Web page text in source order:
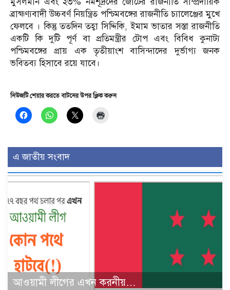
ব্রাহ্মণ্যবাদী উচ্চবর্ণ নিয়ন্ত্রিত পশ্চিমবঙ্গের রাজনীতি চ্যালেঞ্জের মুখে
ফেলবে । কিন্তু ততদিন তহ্বা সিদ্দিকি, ইমাম ভাতার সস্তা রাজনীতি
একটি কি দুটি পূর্ণ বা প্রতিমন্ত্রীর টোপ এবং বিবিধ কুনাট্য
পশ্চিমবঙ্গের প্রায় এক তৃতীয়াংশ বাসিন্দাদের দুর্ভাগ্য জনক
ভবিতব্য হিসাবে রয়ে যাবে।
নিউজটি শেয়ার করতে বাটনের উপর ক্লিক করুন
এ জাতীয় সংবাদ
আওয়ামী লীগের এখন করনীয়…